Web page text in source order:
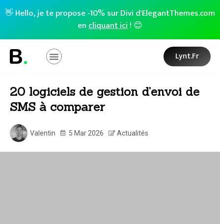
👋 Hello, je te propose -10% sur Divi d'ElegantThemes.com
encliquant ici! 😊
Lynt.fr
20 logiciels de gestion d’envoi de
SMS à comparer
Valentin 5 Mar 2026 Actualités